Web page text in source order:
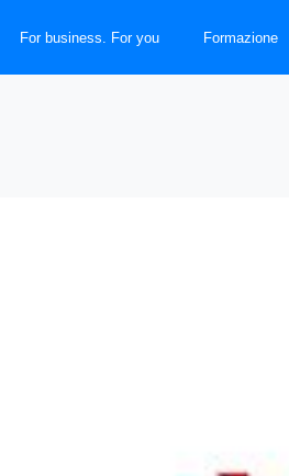
For business. For you Formazione